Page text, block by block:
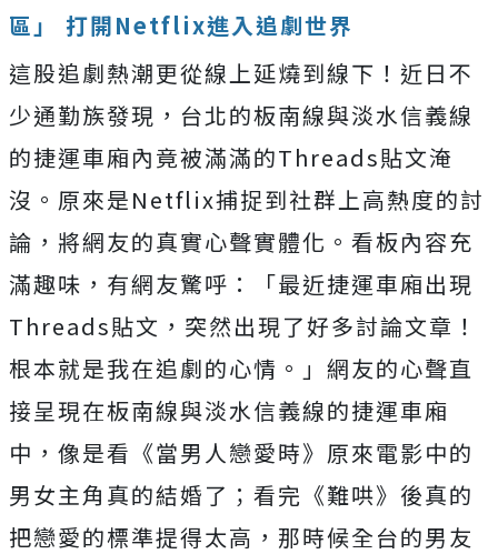
區」 打開Netflix進入追劇世界
這股追劇熱潮更從線上延燒到線下！近日不
少通勤族發現， 台北的板南線與淡水信義線
的捷運車廂內竟被滿滿的Threads貼文淹
沒。原來是Netflix捕捉到社群上高熱度的討
論， 將網友的真實心聲實體化。看板內容充
滿趣味，有網友驚呼：「最近捷運車廂出現
Threads貼文，突然出現了好多討論文章！
根本就是我在追劇的心情。」 網友的心聲直
接呈現在板南線與淡水信義線的捷運車廂
中，像是看《當男人戀愛時》原來電影中的
男女主角真的結婚了；看完《難哄》 後真的
把戀愛的標準提得太高， 那時候全台的男友